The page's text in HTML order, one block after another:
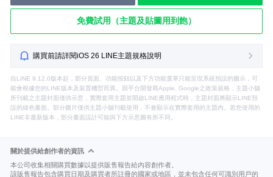
免費試用（主題及貼圖用到飽）
購買前請詳閱iOS 26 LINE主題規格說明
自LINE 9.12.0版本起，部分頁面、功能按鈕以及下方功能選單只能呈現系統預設的圖示，可
能會根據您的LINE版本及裝置機型而異。因平台開發商Apple, Google之政策規格，主題小舖
所刊載之主題封面僅供示意，實際套用主題並開啟LINE應用程式時，主題封面將顯示LINE預
設的綠色畫面。部分圖片僅供主題小舖刊載使用，不會顯示在實際套用的主題內。若您使用的
LINE非最新版本，部分畫面設計可能與下方示意圖有所不同。
關於提供給創作者的資訊
本公司收集相關購買數據以提供販售報告給內容創作者。
該販售報告包含購買日期及購買者所註冊的國家或地區，並未包含任何可識別用戶的